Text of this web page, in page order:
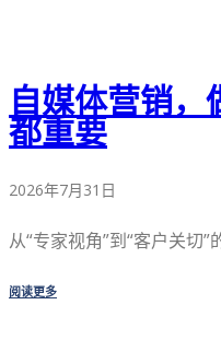
自媒体营销，
都重要
2026年7月31日
从“专家视角”到“客户关切
阅读更多